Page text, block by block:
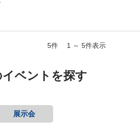
5件 1 ～ 5件表示
ベントを探す
展示会